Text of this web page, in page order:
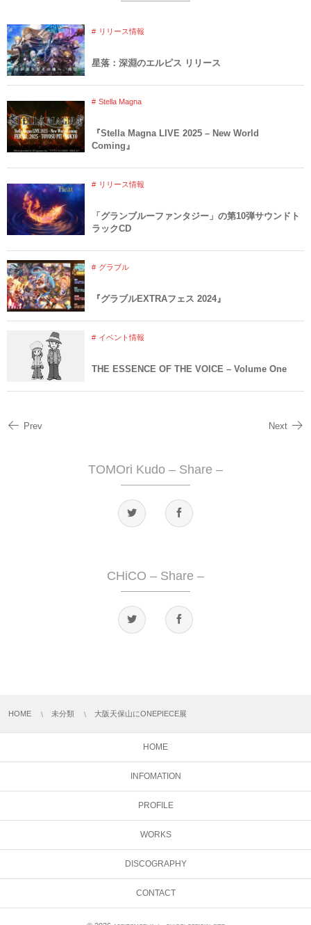
リリース情報
星落：深淵のエルピス リリース
Stella Magna
『Stella Magna LIVE 2025 – New World
Coming』
リリース情報
「グランブルーファンタジー」の第10弾サウンドト
ラックCD
グラブル
『グラブルEXTRAフェス 2024』
イベント情報
THE ESSENCE OF THE VOICE – Volume One
Prev Next
TOMOri Kudo – Share –
CHiCO – Share –
HOME 未分類 大阪天保山にONEPIECE展
HOME
INFOMATION
PROFILE
WORKS
DISCOGRAPHY
CONTACT